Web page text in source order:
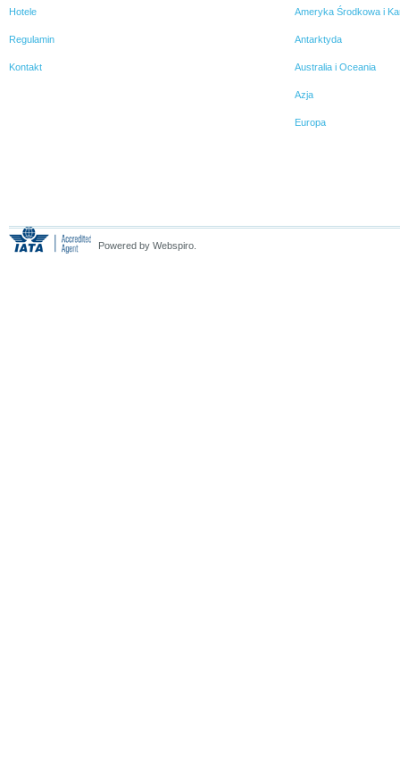
Hotele
Regulamin
Kontakt
Ameryka Środkowa i
Antarktyda
Australia i Oceania
Azja
Europa
Powered by Webspiro.